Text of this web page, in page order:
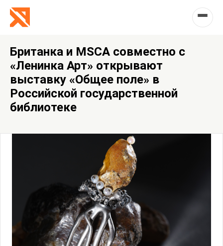
Британка и MSCA совместно с
«Ленинка Арт» открывают
выставку «Общее поле» в
Российской государственной
библиотеке